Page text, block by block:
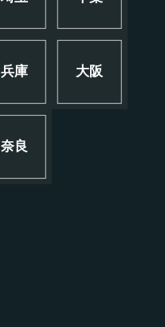
兵庫 大阪
奈良